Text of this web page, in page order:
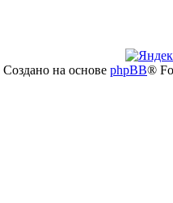
Создано на основе phpBB®